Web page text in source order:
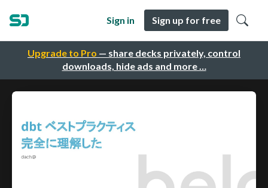
Upgrade to Pro — share decks privately, control
downloads, hide ads and more …
Sign in Sign up for free